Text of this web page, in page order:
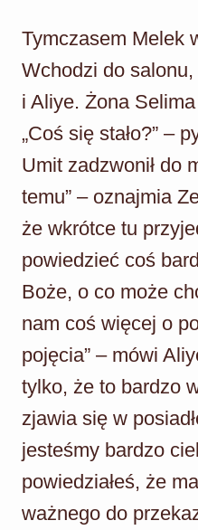
Tymczasem Melek
Wchodzi do
i Aliye. Żona
„Coś się stało?” –
Umit zadzwonił do
temu” – oznajmia
że wkrótce tu
powiedzieć coś
Boże, o co może
nam coś więcej o
pojęcia” – mówi
tylko, że to bardzo
zjawia się w
jesteśmy bardzo
powiedziałeś, że
ważnego do